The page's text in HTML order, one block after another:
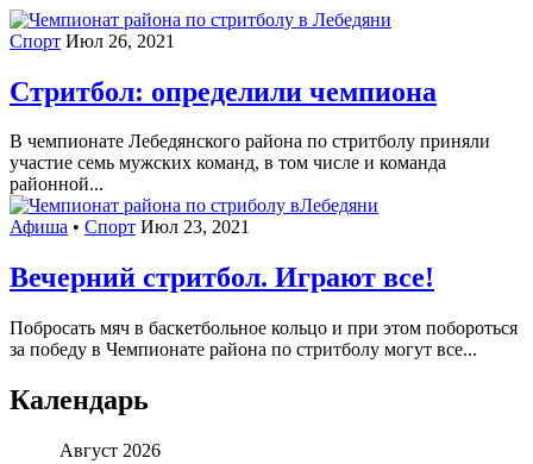
Спорт Июл 26, 2021
Стритбол: определили чемпиона
В чемпионате Лебедянского района по стритболу приняли
участие семь мужских команд, в том числе и команда
районной...
Афиша • Спорт Июл 23, 2021
Вечерний стритбол. Играют все!
Побросать мяч в баскетбольное кольцо и при этом побороться
за победу в Чемпионате района по стритболу могут все...
Календарь
Август 2026